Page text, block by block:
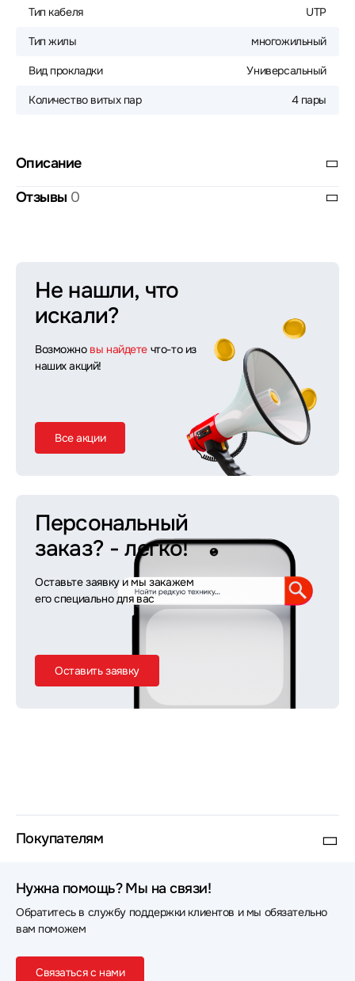
Тип кабеля UTP
Тип жилы многожильный
Вид прокладки Универсальный
Количество витых пар 4 пары
Описание
Отзывы 0
Не нашли, что
искали?
Возможно вы найдете что-то из
наших акций!
Все акции
Персональный
заказ? - легко!
Оставьте заявку и мы закажем
его специально для вас
Оставить заявку
Покупателям
Нужна помощь? Мы на связи!
Обратитесь в службу поддержки клиентов и мы обязательно
вам поможем
Связаться с нами